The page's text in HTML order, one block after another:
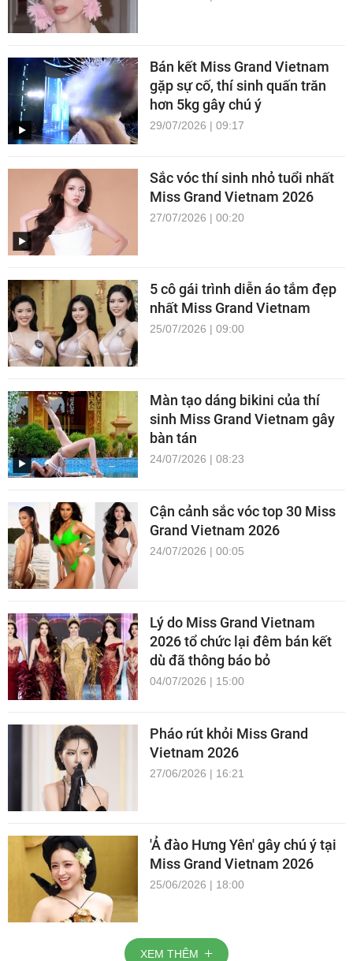
Bán kết Miss Grand Vietnam
gặp sự cố, thí sinh quấn trăn
hơn 5kg gây chú ý
29/07/2026 | 09:17
Sắc vóc thí sinh nhỏ tuổi nhất
Miss Grand Vietnam 2026
27/07/2026 | 00:20
5 cô gái trình diễn áo tắm đẹp
nhất Miss Grand Vietnam
25/07/2026 | 09:00
Màn tạo dáng bikini của thí
sinh Miss Grand Vietnam gây
bàn tán
24/07/2026 | 08:23
Cận cảnh sắc vóc top 30 Miss
Grand Vietnam 2026
24/07/2026 | 00:05
Lý do Miss Grand Vietnam
2026 tổ chức lại đêm bán kết
dù đã thông báo bỏ
04/07/2026 | 15:00
Pháo rút khỏi Miss Grand
Vietnam 2026
27/06/2026 | 16:21
'Ả đào Hưng Yên' gây chú ý tại
Miss Grand Vietnam 2026
25/06/2026 | 18:00
XEM THÊM